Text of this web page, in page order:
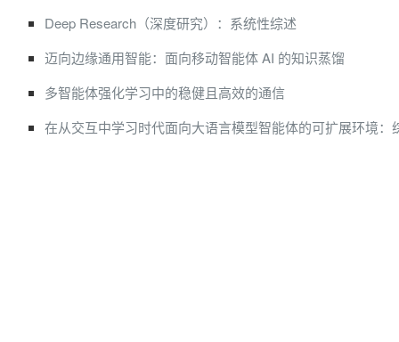
Deep Research（深度研究）：系统性综述
迈向边缘通用智能：面向移动智能体 AI 的知识蒸馏
多智能体强化学习中的稳健且高效的通信
在从交互中学习时代面向大语言模型智能体的可扩展环境：